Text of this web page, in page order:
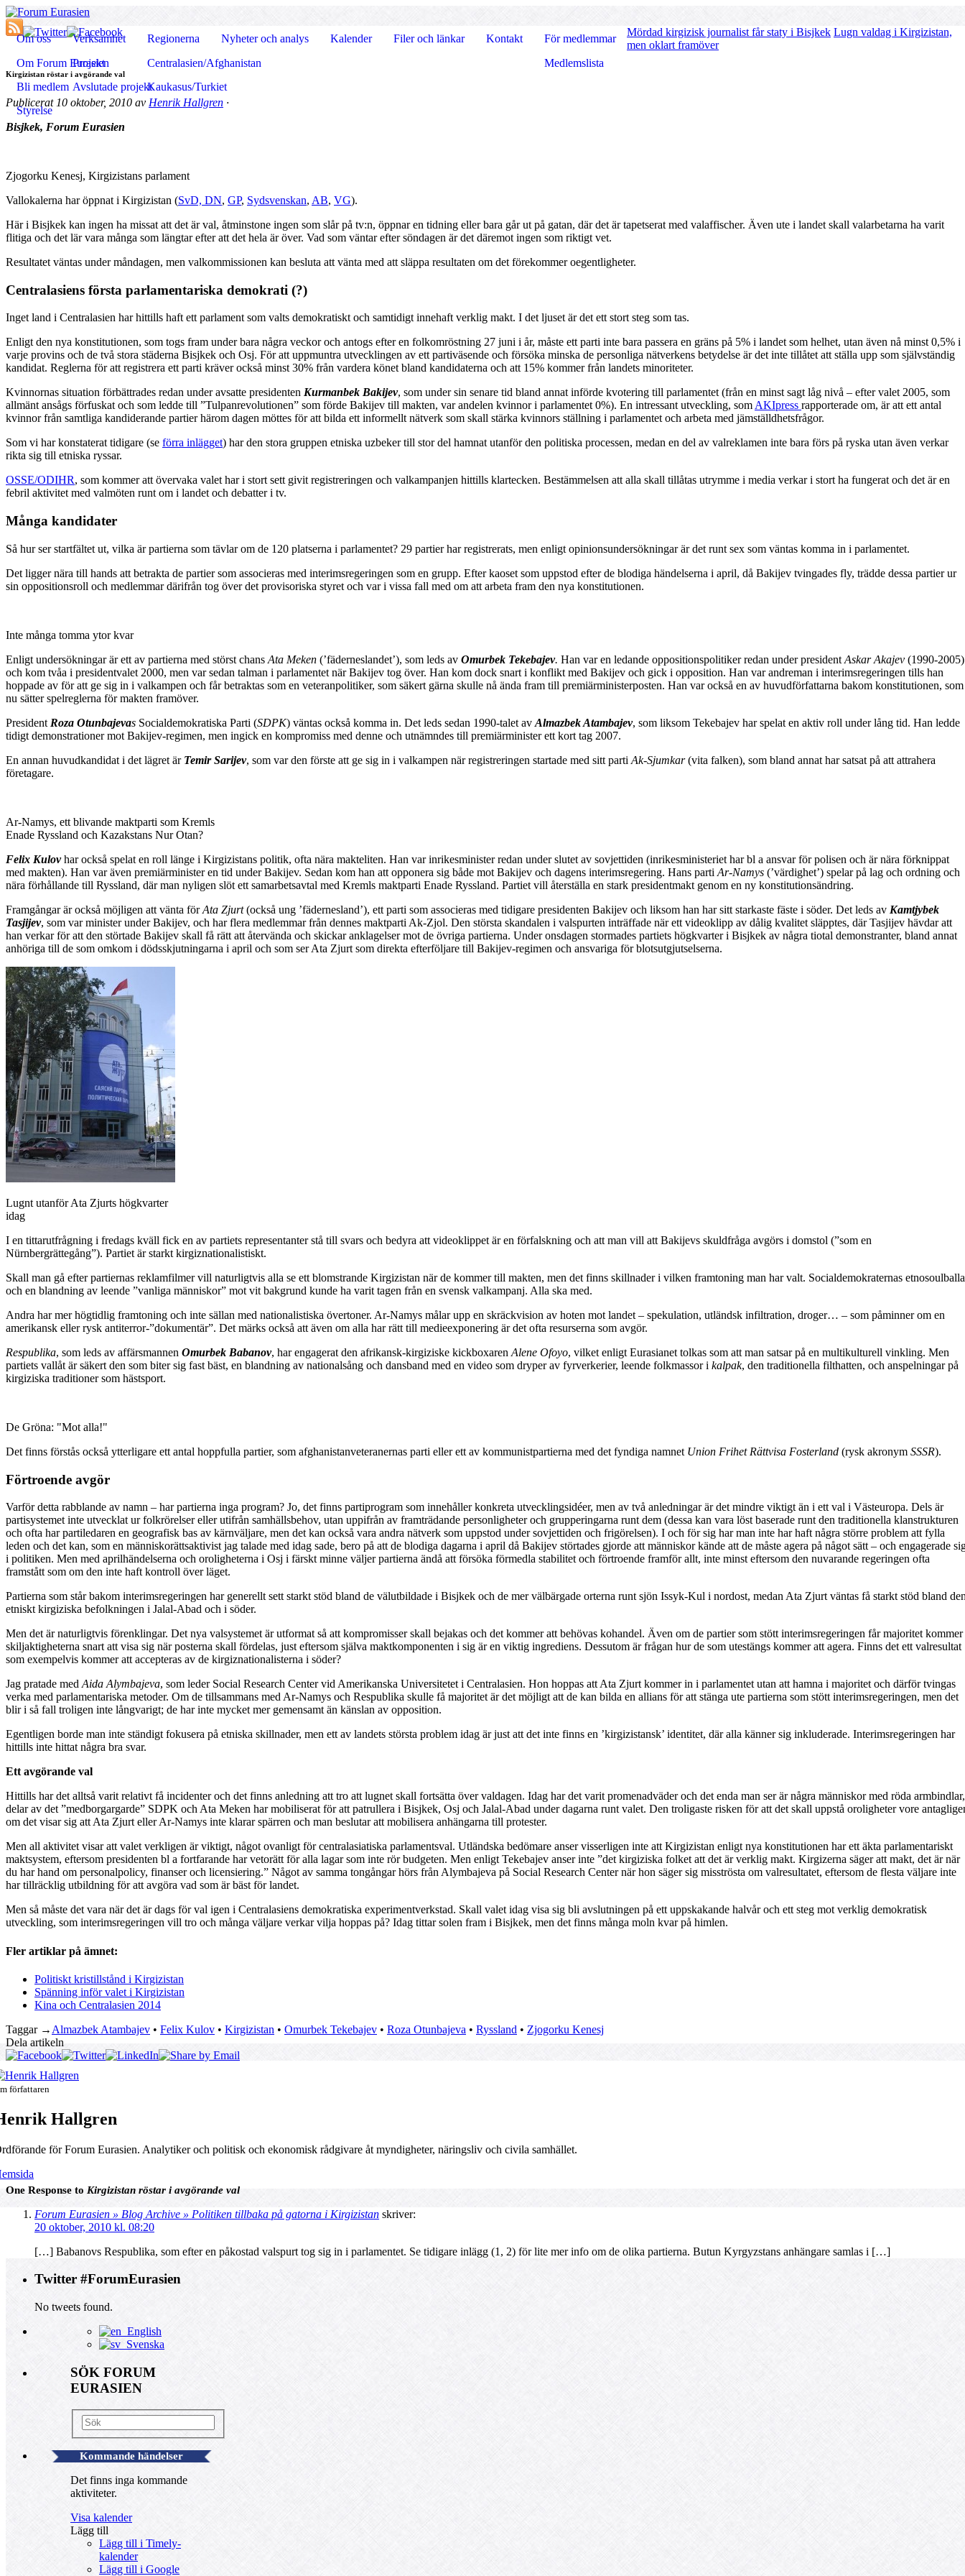
Om oss
Om Forum Eurasien
Bli medlem
Styrelse
Verksamhet
Projekt
Avslutade projekt
Regionerna
Centralasien/Afghanistan
Kaukasus/Turkiet
Nyheter och analys Kalender Filer och länkar Kontakt
För medlemmar
Medlemslista
Mördad kirgizisk journalist får staty i Bisjkek Lugn valdag i Kirgizistan,
men oklart framöver
Kirgizistan röstar i avgörande val
Publicerat 10 oktober, 2010 av Henrik Hallgren ·
Bisjkek, Forum Eurasien
Zjogorku Kenesj, Kirgizistans parlament
Vallokalerna har öppnat i Kirgizistan (SvD, DN, GP, Sydsvenskan, AB, VG).
Här i Bisjkek kan ingen ha missat att det är val, åtminstone ingen som slår på tv:n, öppnar en tidning eller bara går ut på gatan, där det är tapetserat med valaffischer. Även ute i landet skall valarbetarna ha varit
flitiga och det lär vara många som längtar efter att det hela är över. Vad som väntar efter söndagen är det däremot ingen som riktigt vet.
Resultatet väntas under måndagen, men valkommissionen kan besluta att vänta med att släppa resultaten om det förekommer oegentligheter.
Centralasiens första parlamentariska demokrati (?)
Inget land i Centralasien har hittills haft ett parlament som valts demokratiskt och samtidigt innehaft verklig makt. I det ljuset är det ett stort steg som tas.
Enligt den nya konstitutionen, som togs fram under bara några veckor och antogs efter en folkomröstning 27 juni i år, måste ett parti inte bara passera en gräns på 5% i landet som helhet, utan även nå minst 0,5% i
varje provins och de två stora städerna Bisjkek och Osj. För att uppmuntra utvecklingen av ett partiväsende och försöka minska de personliga nätverkens betydelse är det inte tillåtet att ställa upp som självständig
kandidat. Reglerna för att registrera ett parti kräver också minst 30% från vardera könet bland kandidaterna och att 15% kommer från landets minoriteter.
Kvinnornas situation förbättrades redan under avsatte presidenten Kurmanbek Bakijev, som under sin senare tid bland annat införde kvotering till parlamentet (från en minst sagt låg nivå – efter valet 2005, som
allmänt ansågs förfuskat och som ledde till ”Tulpanrevolutionen” som förde Bakijev till makten, var andelen kvinnor i parlamentet 0%). En intressant utveckling, som AKIpress rapporterade om, är att ett antal
kvinnor från samtliga kandiderande partier härom dagen möttes för att bilda ett informellt nätverk som skall stärka kvinnors ställning i parlamentet och arbeta med jämställdhetsfrågor.
Som vi har konstaterat tidigare (se förra inlägget) har den stora gruppen etniska uzbeker till stor del hamnat utanför den politiska processen, medan en del av valreklamen inte bara förs på ryska utan även verkar
rikta sig till etniska ryssar.
OSSE/ODIHR, som kommer att övervaka valet har i stort sett givit registreringen och valkampanjen hittills klartecken. Bestämmelsen att alla skall tillåtas utrymme i media verkar i stort ha fungerat och det är en
febril aktivitet med valmöten runt om i landet och debatter i tv.
Många kandidater
Så hur ser startfältet ut, vilka är partierna som tävlar om de 120 platserna i parlamentet? 29 partier har registrerats, men enligt opinionsundersökningar är det runt sex som väntas komma in i parlamentet.
Det ligger nära till hands att betrakta de partier som associeras med interimsregeringen som en grupp. Efter kaoset som uppstod efter de blodiga händelserna i april, då Bakijev tvingades fly, trädde dessa partier ur
sin oppositionsroll och medlemmar därifrån tog över det provisoriska styret och var i vissa fall med om att arbeta fram den nya konstitutionen.
Inte många tomma ytor kvar
Enligt undersökningar är ett av partierna med störst chans Ata Meken (’fäderneslandet’), som leds av Omurbek Tekebajev. Han var en ledande oppositionspolitiker redan under president Askar Akajev (1990-2005)
och kom tvåa i presidentvalet 2000, men var sedan talman i parlamentet när Bakijev tog över. Han kom dock snart i konflikt med Bakijev och gick i opposition. Han var andreman i interimsregeringen tills han
hoppade av för att ge sig in i valkampen och får betraktas som en veteranpolitiker, som säkert gärna skulle nå ända fram till premiärministerposten. Han var också en av huvudförfattarna bakom konstitutionen, som
nu sätter spelreglerna för makten framöver.
President Roza Otunbajevas Socialdemokratiska Parti (SDPK) väntas också komma in. Det leds sedan 1990-talet av Almazbek Atambajev, som liksom Tekebajev har spelat en aktiv roll under lång tid. Han ledde
tidigt demonstrationer mot Bakijev-regimen, men ingick en kompromiss med denne och utnämndes till premiärminister ett kort tag 2007.
En annan huvudkandidat i det lägret är Temir Sarijev, som var den förste att ge sig in i valkampen när registreringen startade med sitt parti Ak-Sjumkar(vita falken), som bland annat har satsat på att attrahera
företagare.
Ar-Namys, ett blivande maktparti som Kremls
Enade Ryssland och Kazakstans Nur Otan?
Felix Kulovhar också spelat en roll länge i Kirgizistans politik, ofta nära makteliten. Han var inrikesminister redan under slutet av sovjettiden (inrikesministeriet har bl a ansvar för polisen och är nära förknippat
med makten). Han var även premiärminister en tid under Bakijev. Sedan kom han att opponera sig både mot Bakijev och dagens interimsregering. Hans parti Ar-Namys (’värdighet’) spelar på lag och ordning och
nära förhållande till Ryssland, där man nyligen slöt ett samarbetsavtal med Kremls maktparti Enade Ryssland. Partiet vill återställa en stark presidentmakt genom en ny konstitutionsändring.
Framgångar är också möjligen att vänta förAta Zjurt(också ung ’fädernesland’), ett parti som associeras med tidigare presidenten Bakijev och liksom han har sitt starkaste fäste i söder. Det leds av Kamtjybek
Tasjijev, som var minister under Bakijev, och har flera medlemmar från dennes maktparti Ak-Zjol. Den största skandalen i valspurten inträffade när ett videoklipp av dålig kvalitet släpptes, där Tasjijev hävdar att
han verkar för att den störtade Bakijev skall få rätt att återvända och skickar anklagelser mot de övriga partierna. Under onsdagen stormades partiets högkvarter i Bisjkek av några tiotal demonstranter, bland annat
anhöriga till de som omkom i dödsskjutningarna i april och som ser Ata Zjurt som direkta efterföljare till Bakijev-regimen och ansvariga för blotsutgjutselserna.
Lugnt utanför Ata Zjurts högkvarter
idag
I en tittarutfrågning i fredags kväll fick en av partiets representanter stå till svars och bedyra att videoklippet är en förfalskning och att man vill att Bakijevs skuldfråga avgörs i domstol (”som en
Nürnbergrättegång”). Partiet är starkt kirgiznationalistiskt.
Skall man gå efter partiernas reklamfilmer vill naturligtvis alla se ett blomstrande Kirgizistan när de kommer till makten, men det finns skillnader i vilken framtoning man har valt. Socialdemokraternas
och en blandning av leende ”vanliga människor” mot vit bakgrund kunde ha varit tagen från en svensk valkampanj. Alla ska med.
Andra har mer högtidlig framtoning och inte sällan med nationalistiska övertoner. Ar-Namys målar upp en skräckvision av hoten mot landet – spekulation, utländsk infiltration, droger… – som påminner om en
amerikansk eller rysk antiterror-”dokumentär”. Det märks också att även om alla har rätt till medieexponering är det ofta resurserna som avgör.
Respublika, som leds av affärsmannen Omurbek Babanov, har engagerat den afrikansk-kirgiziske kickboxaren Alene Ofoyo, vilket enligt Eurasianet tolkas som att man satsar på en multikulturell vinkling. Men
partiets vallåt är säkert den som biter sig fast bäst, en blandning av nationalsång och dansband med en video som dryper av fyrverkerier, leende folkmassor i kalpak, den traditionella filthatten, och anspelningar på
kirgiziska traditioner som hästsport.
De Gröna: "Mot alla!"
Det finns förstås också ytterligare ett antal hoppfulla partier, som afghanistanveteranernas parti eller ett av kommunistpartierna med det fyndiga namnet Union Frihet Rättvisa Fosterland (rysk akronym SSSR).
Förtroende avgör
Varför detta rabblande av namn – har partierna inga program? Jo, det finns partiprogram som innehåller konkreta utvecklingsidéer, men av två anledningar är det mindre viktigt än i ett val i Västeuropa. Dels är
partisystemet inte utvecklat ur folkrörelser eller utifrån samhällsbehov, utan uppifrån av framträdande personligheter och grupperingarna runt dem (dessa kan vara löst baserade runt den traditionella klanstrukturen
och ofta har partiledaren en geografisk bas av kärnväljare, men det kan också vara andra nätverk som uppstod under sovjettiden och frigörelsen). I och för sig har man inte har haft några större problem att fylla
leden och det kan, som en människorättsaktivist jag talade med idag sade, bero på att de blodiga dagarna i april då Bakijev störtades gjorde att människor kände att de måste agera på något sätt – och engagerade
i politiken. Men med aprilhändelserna och oroligheterna i Osj i färskt minne väljer partierna ändå att försöka förmedla stabilitet och förtroende framför allt, inte minst eftersom den nuvarande regeringen ofta
framstått som om den inte haft kontroll över läget.
Partierna som står bakom interimsregeringen har generellt sett starkt stöd bland de välutbildade i Bisjkek och de mer välbärgade orterna runt sjön Issyk-Kul i nordost, medan Ata Zjurt väntas få starkt stöd bland
etniskt kirgiziska befolkningen i Jalal-Abad och i söder.
Men det är naturligtvis förenklingar. Det nya valsystemet är utformat så att kompromisser skall bejakas och det kommer att behövas kohandel. Även om de partier som stött interimsregeringen får majoritet kommer
skiljaktigheterna snart att visa sig när posterna skall fördelas, just eftersom själva maktkomponenten i sig är en viktig ingrediens. Dessutom är frågan hur de som utestängs kommer att agera. Finns det ett valresultat
som exempelvis kommer att accepteras av de kirgiznationalisterna i söder?
Jag pratade med Aida Alymbajeva, som leder Social Research Center vid Amerikanska Universitetet i Centralasien. Hon hoppas att Ata Zjurt kommer in i parlamentet utan att hamna i majoritet och därför tvingas
verka med parlamentariska metoder. Om de tillsammans med Ar-Namys och Respublika skulle få majoritet är det möjligt att de kan bilda en allians för att stänga ute partierna som stött interimsregeringen, men det
blir i så fall troligen inte långvarigt; de har inte mycket mer gemensamt än känslan av opposition.
Egentligen borde man inte ständigt fokusera på etniska skillnader, men ett av landets största problem idag är just att det inte finns en ’kirgizistansk’ identitet, där alla känner sig inkluderade. Interimsregeringen har
hittills inte hittat några bra svar.
Ett avgörande val
Hittills har det alltså varit relativt få incidenter och det finns anledning att tro att lugnet skall fortsätta över valdagen. Idag har det varit promenadväder och det enda man ser är några människor med röda armbindlar,
delar av det ”medborgargarde” SDPK och Ata Meken har mobiliserat för att patrullera i Bisjkek, Osj och Jalal-Abad under dagarna runt valet. Den troligaste risken för att det skall uppstå oroligheter vore
om det visar sig att Ata Zjurt eller Ar-Namys inte klarar spärren och man beslutar att mobilisera anhängarna till protester.
Men all aktivitet visar att valet verkligen är viktigt, något ovanligt för centralasiatiska parlamentsval. Utländska bedömare anser visserligen inte att Kirgizistan enligt nya konstitutionen har ett äkta parlamentariskt
maktsystem, eftersom presidenten bl a fortfarande har vetorätt för alla lagar som inte rör budgeten. Men enligt Tekebajev anser inte ”det kirgiziska folket att det är verklig makt. Kirgizerna säger att makt, det är när
du har hand om personalpolicy, finanser och licensiering.” Något av samma tongångar hörs från Alymbajeva på Social Research Center när hon säger sig misströsta om valresultatet, eftersom de flesta väljare inte
har tillräcklig utbildning för att avgöra vad som är bäst för landet.
Men så måste det vara när det är dags för val igen i Centralasiens demokratiska experimentverkstad. Skall valet idag visa sig bli avslutningen på ett uppskakande halvår och ett steg mot verklig demokratisk
utveckling, som interimsregeringen vill tro och många väljare verkar vilja hoppas på? Idag tittar solen fram i Bisjkek, men det finns många moln kvar på himlen.
Fler artiklar på ämnet:
Politiskt kristillstånd i Kirgizistan
Spänning inför valet i Kirgizistan
Kina och Centralasien 2014
Taggar → Almazbek Atambajev • Felix Kulov • Kirgizistan • Omurbek Tekebajev • Roza Otunbajeva • Ryssland • Zjogorku Kenesj
Dela artikeln
författaren
Hallgren
för Forum Eurasien. Analytiker och politisk och ekonomisk rådgivare åt myndigheter, näringsliv och civila samhället.
One Response to Kirgizistan röstar i avgörande val
Forum Eurasien » Blog Archive » Politiken tillbaka på gatorna i Kirgizistan skriver:
20 oktober, 2010 kl. 08:20
[…] Babanovs Respublika, som efter en påkostad valspurt tog sig in i parlamentet. Se tidigare inlägg (1, 2) för lite mer info om de olika partierna. Butun Kyrgyzstans anhängare samlas i […]
Twitter #ForumEurasien
No tweets found.
English
Svenska
SÖK FORUM
EURASIEN
Kommande händelser
Det finns inga kommande
aktiviteter.
Visa kalender
Lägg till
Lägg till i Timely-
kalender
Lägg till i Google